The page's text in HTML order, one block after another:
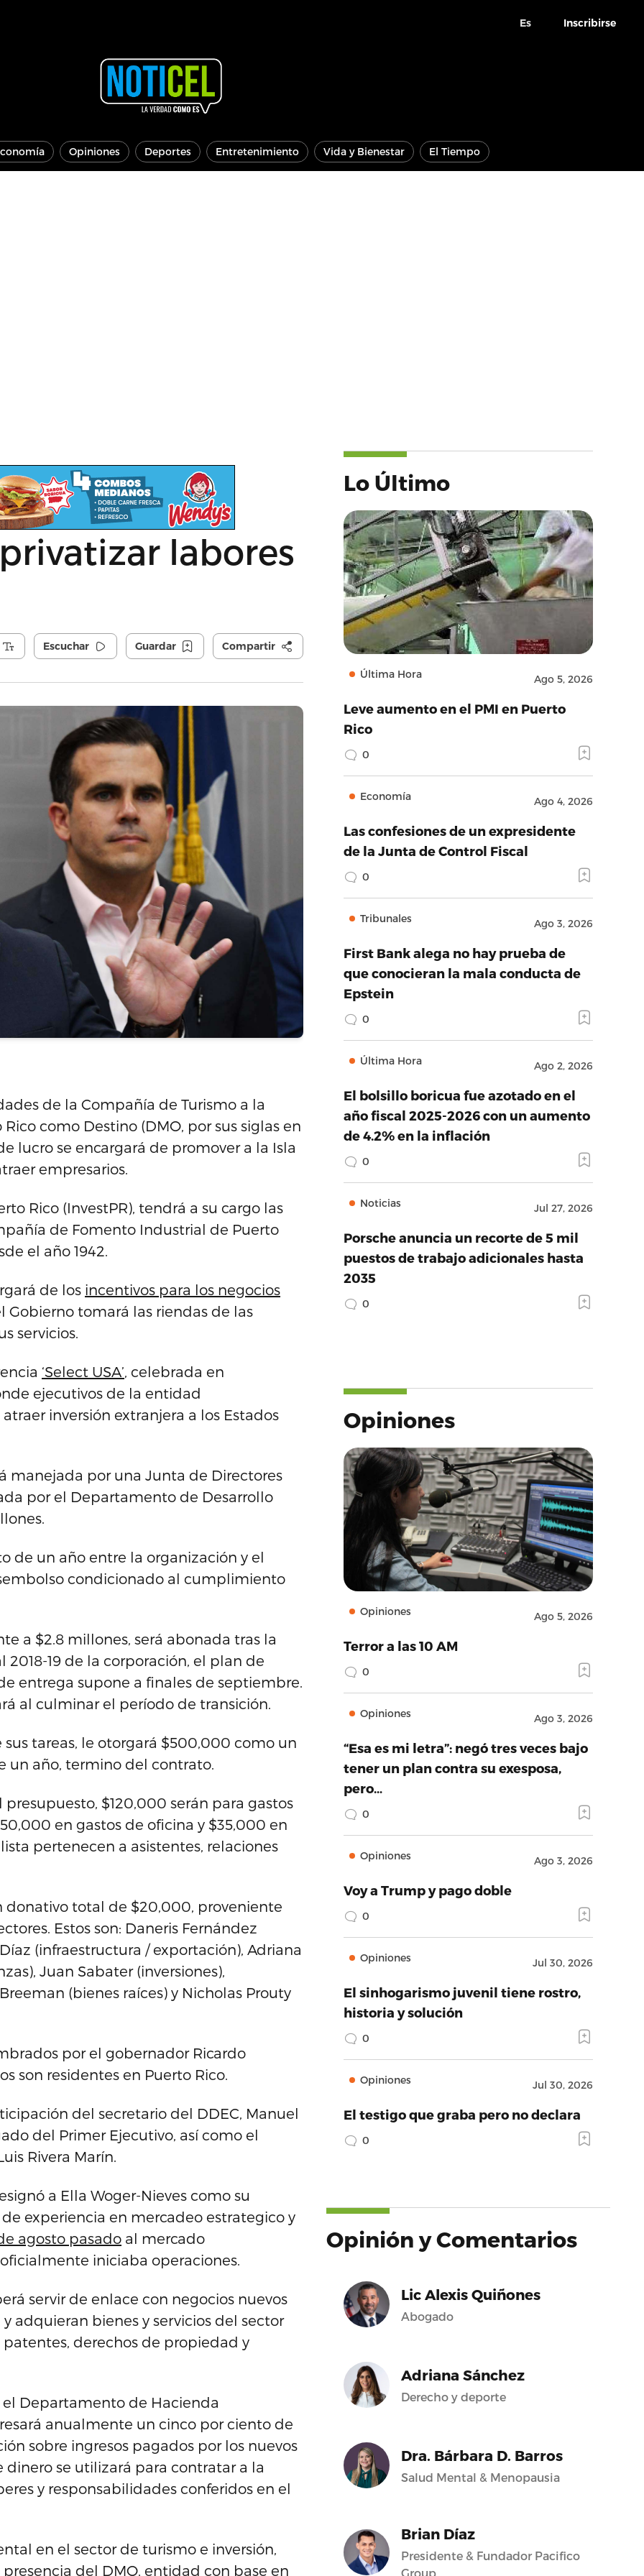
Es Inscribirse
Opiniones Deportes Entretenimiento Vida y Bienestar El Tiempo
labores
Escuchar Guardar Compartir
de la Compañía de Turismo a la
como Destino (DMO, por sus siglas en
lucro se encargará de promover a la Isla
empresarios.
Rico (InvestPR), tendrá a su cargo las
de Fomento Industrial de Puerto
el año 1942.
de los incentivos para los negocios
Gobierno tomará las riendas de las
servicios.
‘Select USA’, celebrada en
ejecutivos de la entidad
inversión extranjera a los Estados
manejada por una Junta de Directores
por el Departamento de Desarrollo
de un año entre la organización y el
condicionado al cumplimiento
a $2.8 millones, será abonada tras la
19 de la corporación, el plan de
entrega supone a finales de septiembre.
al culminar el período de transición.
tareas, le otorgará $500,000 como un
un año, termino del contrato.
$120,000 serán para gastos
en gastos de oficina y $35,000 en
pertenecen a asistentes, relaciones
total de $20,000, proveniente
Estos son: Daneris Fernández
(infraestructura / exportación), Adriana
Juan Sabater (inversiones),
(bienes raíces) y Nicholas Prouty
por el gobernador Ricardo
son residentes en Puerto Rico.
del secretario del DDEC, Manuel
del Primer Ejecutivo, así como el
Rivera Marín.
a Ella Woger-Nieves como su
experiencia en mercadeo estrategico y
agosto pasado al mercado
iniciaba operaciones.
servir de enlace con negocios nuevos
adquieran bienes y servicios del sector
derechos de propiedad y
el Departamento de Hacienda
anualmente un cinco por ciento de
sobre ingresos pagados por los nuevos
dinero se utilizará para contratar a la
y responsabilidades conferidos en el
en el sector de turismo e inversión,
del DMO, entidad con base en
Lo Último
Última Hora Ago 5, 2026
Leve aumento en el PMI en Puerto
Rico
0
Economía Ago 4, 2026
Las confesiones de un expresidente
de la Junta de Control Fiscal
0
Tribunales Ago 3, 2026
First Bank alega no hay prueba de
que conocieran la mala conducta de
Epstein
0
Última Hora Ago 2, 2026
El bolsillo boricua fue azotado en el
año fiscal 2025-2026 con un aumento
de 4.2% en la inflación
0
Noticias Jul 27, 2026
Porsche anuncia un recorte de 5 mil
puestos de trabajo adicionales hasta
2035
0
Opiniones
Opiniones Ago 5, 2026
Terror a las 10 AM
0
Opiniones Ago 3, 2026
“Esa es mi letra”: negó tres veces bajo
tener un plan contra su exesposa,
pero…
0
Opiniones Ago 3, 2026
Voy a Trump y pago doble
0
Opiniones Jul 30, 2026
El sinhogarismo juvenil tiene rostro,
historia y solución
0
Opiniones Jul 30, 2026
El testigo que graba pero no declara
0
Opinión y Comentarios
Lic Alexis Quiñones
Abogado
Adriana Sánchez
Derecho y deporte
Dra. Bárbara D. Barros
Salud Mental & Menopausia
Brian Díaz
Presidente & Fundador Pacifico
Group